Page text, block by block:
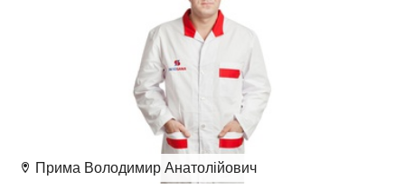
Травматологія і ортопедія
Урологічне відділення
Хірургічне відділення
Прима Володимир Анатолійович